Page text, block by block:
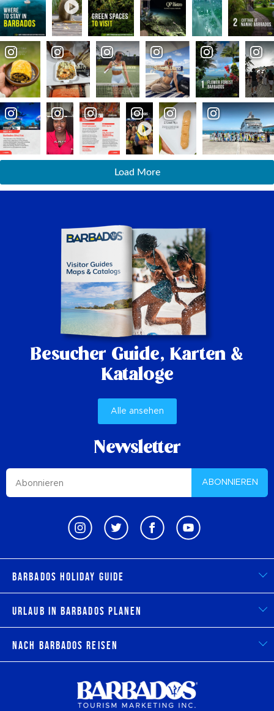
Load More
Besucher Guide, Karten &
Kataloge
Alle ansehen
Newsletter
ABONNIEREN
Barbados Holiday Guide
Urlaub in Barbados planen
Nach Barbados reisen